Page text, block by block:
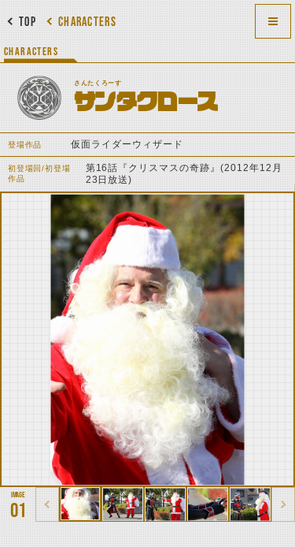
CHARACTERS
TOP
CHARACTERS
さんたくろーす
サンタクロース
登場作品 仮面ライダーウィザード
初登場回/初登場
作品
第16話『クリスマスの奇跡』(2012年12月
23日放送)
01